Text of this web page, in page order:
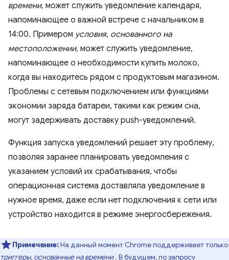
времени, может служить уведомление календаря,
напоминающее о важной встрече с начальником в
14:00. Примером условия, основанного на
местоположении, может служить уведомление,
напоминающее о необходимости купить молоко,
когда вы находитесь рядом с продуктовым магазином.
Проблемы с сетевым подключением или функциями
экономии заряда батареи, такими как режим сна,
могут задерживать доставку push-уведомлений.
Функция запуска уведомлений решает эту проблему,
позволяя заранее планировать уведомления с
указанием условий их срабатывания, чтобы
операционная система доставляла уведомление в
нужное время, даже если нет подключения к сети или
устройство находится в режиме энергосбережения.
Примечание:На данный момент Chrome поддерживает только
триггеры, основанные на времени. В будущем, по запросу